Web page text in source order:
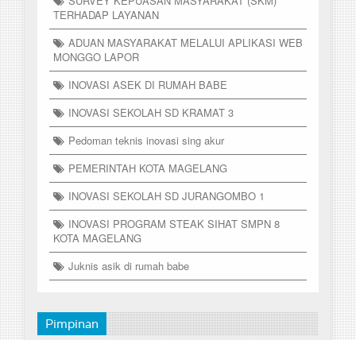
TERHADAP LAYANAN
ADUAN MASYARAKAT MELALUI APLIKASI WEB
MONGGO LAPOR
INOVASI ASEK DI RUMAH BABE
INOVASI SEKOLAH SD KRAMAT 3
Pedoman teknis inovasi sing akur
PEMERINTAH KOTA MAGELANG
INOVASI SEKOLAH SD JURANGOMBO 1
INOVASI PROGRAM STEAK SIHAT SMPN 8
KOTA MAGELANG
Juknis asik di rumah babe
Pimpinan